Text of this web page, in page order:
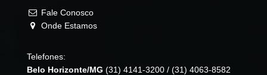
Fale Conosco
Onde Estamos
Telefones:
Belo Horizonte/MG (31) 4141-3200 / (31) 4063-8582